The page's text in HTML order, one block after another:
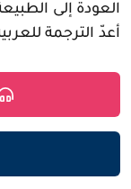
العودة إلى
أعدّ الترجمة